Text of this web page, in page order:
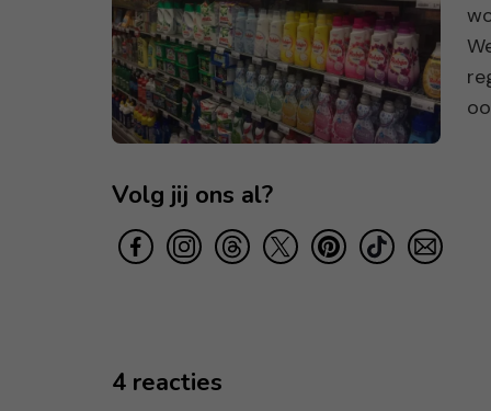
Volg jij ons al?
4 reacties